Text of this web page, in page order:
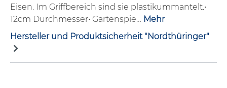
Eisen. Im Griffbereich sind sie plastikummantelt.•
12cm Durchmesser• Gartenspie… Mehr
Hersteller und Produktsicherheit "Nordthüringer"